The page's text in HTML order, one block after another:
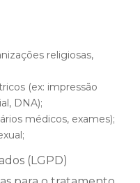
religiosas,
(ex: impressão
DNA);
médicos, exames);
(LGPD)